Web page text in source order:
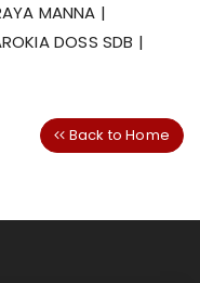
MANNA |
DOSS SDB |
Back to Home